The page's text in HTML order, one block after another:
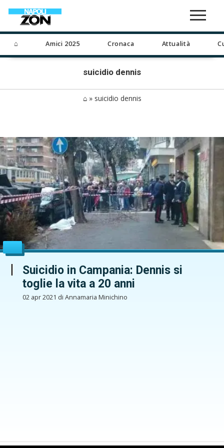
⌂ Amici 2025 Cronaca Attualità
suicidio dennis
⌂» suicidio dennis
Suicidio in Campania: Dennis si
toglie la vita a 20 anni
02 apr 2021 di Annamaria Minichino